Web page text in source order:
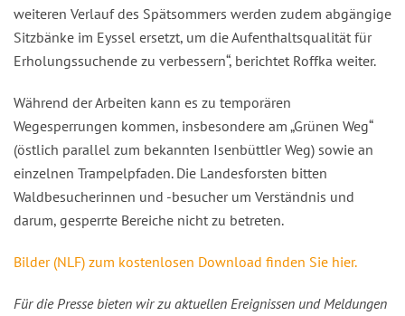
weiteren Verlauf des Spätsommers werden zudem abgängige
Sitzbänke im Eyssel ersetzt, um die Aufenthaltsqualität für
Erholungssuchende zu verbessern“, berichtet Roffka weiter.
Während der Arbeiten kann es zu temporären
Wegesperrungen kommen, insbesondere am „Grünen Weg“
(östlich parallel zum bekannten Isenbüttler Weg) sowie an
einzelnen Trampelpfaden. Die Landesforsten bitten
Waldbesucherinnen und -besucher um Verständnis und
darum, gesperrte Bereiche nicht zu betreten.
Bilder (NLF) zum kostenlosen Download finden Sie hier.
Für die Presse bieten wir zu aktuellen Ereignissen und Meldungen